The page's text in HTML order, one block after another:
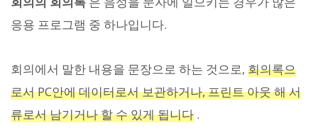
응용 프로그램 중 하나입니다.
회의에서 말한 내용을 문장으로 하는 것으로, 회의록으
로서 PC안에 데이터로서 보관하거나, 프린트 아웃 해 서
류로서 남기거나 할 수 있게 됩니다 .